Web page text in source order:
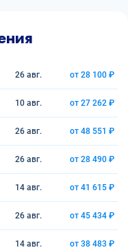
26 авг. от 28 100 ₽
10 авг. от 27 262 ₽
26 авг. от 48 551 ₽
26 авг. от 28 490 ₽
14 авг. от 41 615 ₽
26 авг. от 45 434 ₽
14 авг. от 38 483 ₽